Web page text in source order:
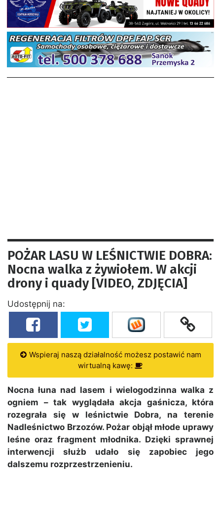
POŻAR LASU W LEŚNICTWIE DOBRA:
Nocna walka z żywiołem. W akcji
drony i quady [VIDEO, ZDJĘCIA]
Udostępnij na:
Wspieraj naszą działalność możesz postawić nam
wirtualną kawę:
Nocna łuna nad lasem i wielogodzinna walka z
ogniem – tak wyglądała akcja gaśnicza, która
rozegrała się w leśnictwie Dobra, na terenie
Nadleśnictwo Brzozów. Pożar objął młode uprawy
leśne oraz fragment młodnika. Dzięki sprawnej
interwencji służb udało się zapobiec jego
dalszemu rozprzestrzenieniu.